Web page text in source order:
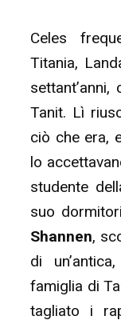
Celes
Titania,
Tanit. Lì
ciò che era,
lo
studente
suo
Shannen,
di
famiglia di
tagliato i